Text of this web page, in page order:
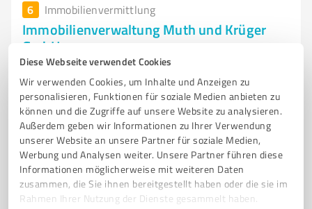
Diese Webseite verwendet Cookies
Wir verwenden Cookies, um Inhalte und Anzeigen zu
personalisieren, Funktionen für soziale Medien anbieten zu
können und die Zugriffe auf unsere Website zu analysieren.
Außerdem geben wir Informationen zu Ihrer Verwendung
unserer Website an unsere Partner für soziale Medien,
Werbung und Analysen weiter. Unsere Partner führen diese
Informationen möglicherweise mit weiteren Daten
zusammen, die Sie ihnen bereitgestellt haben oder die sie im
Rahmen Ihrer Nutzung der Dienste gesammelt haben.
6 Immobilienvermittlung
Immobilienverwaltung Muth und Krüger
GmbH
Professionelle Immobilienverwaltung und
Eigentümerbetreuung in Eppingen
IMMOBILIENVERWALTUNG HAUSVERWALTUNG EPPINGEN
WOHNUNGSEIGENTÜMERGEMEINSCHAFT NEBENKOSTENABRECHNUNG
MIETANGELEGENHEITEN IMMOBILIEN-FACHKRÄFTE
EIGENTÜMERBETREUUNG KRISENVERWALTUNG TRANSPARENZ
ORGANISATION IMMOBILIENMANAGEMENT